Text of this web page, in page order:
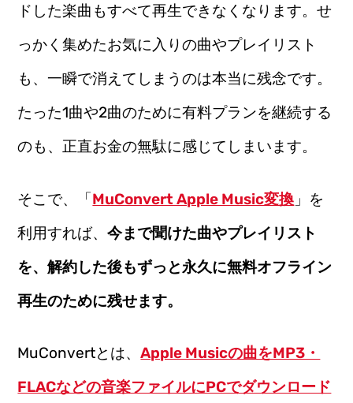
ドした楽曲もすべて再生できなくなります。せ
っかく集めたお気に入りの曲やプレイリスト
も、一瞬で消えてしまうのは本当に残念です。
たった1曲や2曲のために有料プランを継続する
のも、正直お金の無駄に感じてしまいます。
そこで、「MuConvert Apple Music変換 」を
利用すれば、今まで聞けた曲やプレイリスト
を、解約した後もずっと永久に無料オフライン
再生のために残せます。
MuConvertとは、Apple Musicの曲をMP3・
FLACなどの音楽ファイルにPCでダウンロード